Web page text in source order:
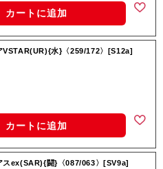
カートに追加
VSTAR(UR){水}〈259/172〉[S12a]
カートに追加
スex(SAR){闘}〈087/063〉[SV9a]